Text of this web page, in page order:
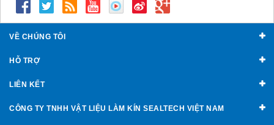
VỀ CHÚNG TÔI
HỖ TRỢ
LIÊN KẾT
CÔNG TY TNHH VẬT LIỆU LÀM KÍN SEALTECH VIỆT NAM